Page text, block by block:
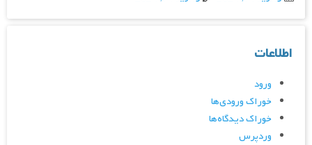
اطلاعات
ورود
خوراک ورودی‌ها
خوراک دیدگاه‌ها
وردپرس